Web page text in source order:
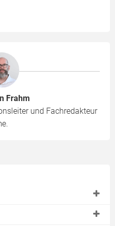
Frahm
und Fachredakteur